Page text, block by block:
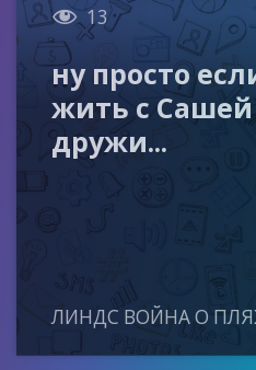
 13
ну просто
жить с Сашей
дружи...
ЛИНДС ВОЙНА О